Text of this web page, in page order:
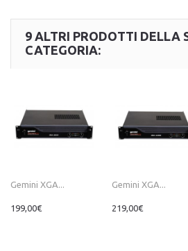
9 ALTRI PRODOTTI DELLA
CATEGORIA:
Gemini XGA...
199,00€
Gemini XGA...
219,00€